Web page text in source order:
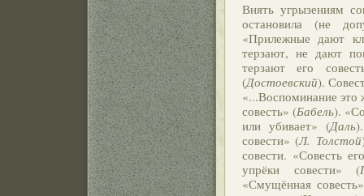
Внять угрызениям
остановила (не
«Прилежные дают
терзают, не дают
терзают его
(Достоевский).
«...Воспоминание это
совесть» (Бабель).
или убивает» (Даль
совести» (Л. Толстой
совести. «Совесть
упрёки совести» (
«Смущённая